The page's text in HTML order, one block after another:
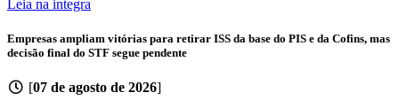
Leia na integra
Empresas ampliam vitórias para retirar ISS da base do PIS e da Cofins, mas
decisão final do STF segue pendente
[07 de agosto de 2026]